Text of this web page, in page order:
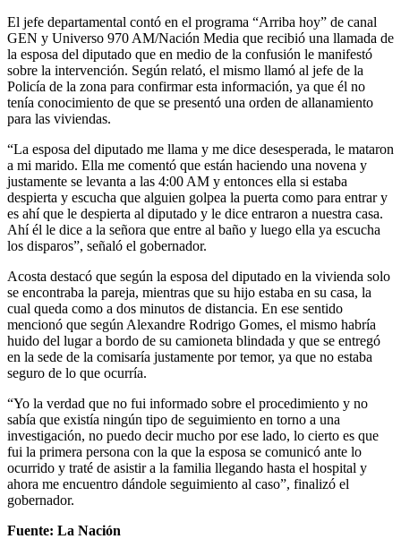
El jefe departamental contó en el programa “Arriba hoy” de canal
GEN y Universo 970 AM/Nación Media que recibió una llamada de
la esposa del diputado que en medio de la confusión le manifestó
sobre la intervención. Según relató, el mismo llamó al jefe de la
Policía de la zona para confirmar esta información, ya que él no
tenía conocimiento de que se presentó una orden de allanamiento
para las viviendas.
“La esposa del diputado me llama y me dice desesperada, le mataron
a mi marido. Ella me comentó que están haciendo una novena y
justamente se levanta a las 4:00 AM y entonces ella si estaba
despierta y escucha que alguien golpea la puerta como para entrar y
es ahí que le despierta al diputado y le dice entraron a nuestra casa.
Ahí él le dice a la señora que entre al baño y luego ella ya escucha
los disparos”, señaló el gobernador.
Acosta destacó que según la esposa del diputado en la vivienda solo
se encontraba la pareja, mientras que su hijo estaba en su casa, la
cual queda como a dos minutos de distancia. En ese sentido
mencionó que según Alexandre Rodrigo Gomes, el mismo habría
huido del lugar a bordo de su camioneta blindada y que se entregó
en la sede de la comisaría justamente por temor, ya que no estaba
seguro de lo que ocurría.
“Yo la verdad que no fui informado sobre el procedimiento y no
sabía que existía ningún tipo de seguimiento en torno a una
investigación, no puedo decir mucho por ese lado, lo cierto es que
fui la primera persona con la que la esposa se comunicó ante lo
ocurrido y traté de asistir a la familia llegando hasta el hospital y
ahora me encuentro dándole seguimiento al caso”, finalizó el
gobernador.
Fuente: La Nación